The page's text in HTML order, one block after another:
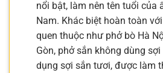
nổi bật, làm nên tên tuổi của
Nam. Khác biệt hoàn toàn
quen thuộc như phở bò Hà
Gòn, phở sắn không dùng
dụng sợi sắn tươi, được làm